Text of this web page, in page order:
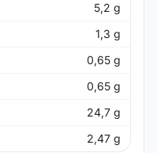
5,2 g
1,3 g
0,65 g
0,65 g
24,7 g
2,47 g